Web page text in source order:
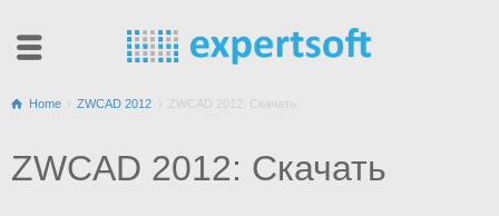
Home ZWCAD 2012 ZWCAD 2012: Скачать
ZWCAD 2012: Скачать